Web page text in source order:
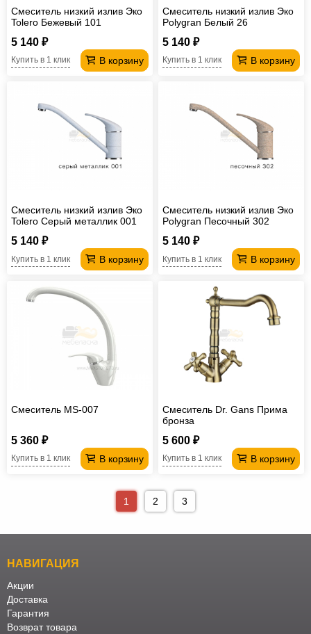
Смеситель низкий излив Эко
Tolero Бежевый 101
5 140 ₽
В корзину
Купить в 1 клик
Смеситель низкий излив Эко
Polygran Белый 26
5 140 ₽
В корзину
Купить в 1 клик
Смеситель низкий излив Эко
Tolero Серый металлик 001
5 140 ₽
В корзину
Купить в 1 клик
Смеситель низкий излив Эко
Polygran Песочный 302
5 140 ₽
В корзину
Купить в 1 клик
Смеситель MS-007
5 360 ₽
В корзину
Купить в 1 клик
Смеситель Dr. Gans Прима
бронза
5 600 ₽
В корзину
Купить в 1 клик
1 2 3
НАВИГАЦИЯ
Акции
Доставка
Гарантия
Возврат товара